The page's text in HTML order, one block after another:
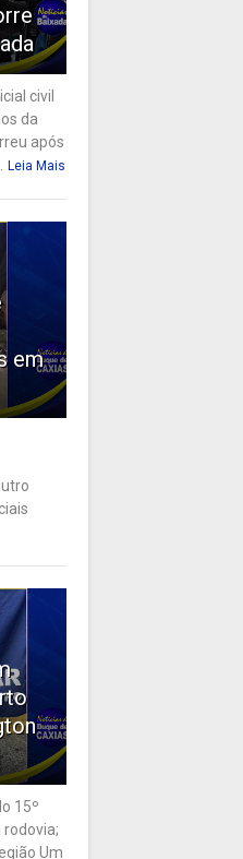
civil
da
após
Leia Mais
em
15º
Um